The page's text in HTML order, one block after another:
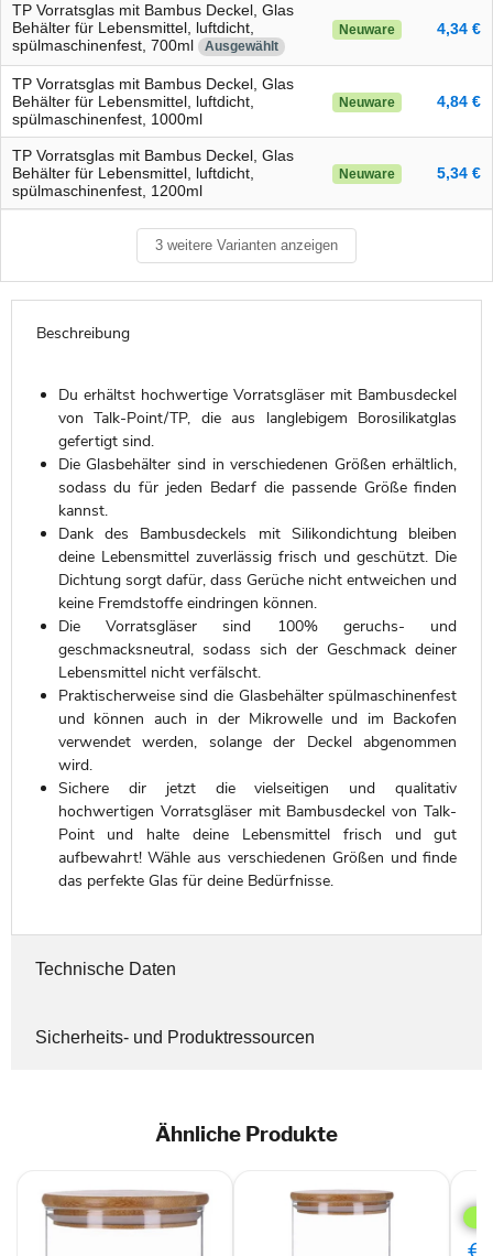
TP Vorratsglas mit Bambus Deckel, Glas
Behälter für Lebensmittel, luftdicht,
spülmaschinenfest, 700ml
Ausgewählt
Neuware 4,34 €
TP Vorratsglas mit Bambus Deckel, Glas
Behälter für Lebensmittel, luftdicht,
spülmaschinenfest, 1000ml
Neuware 4,84 €
TP Vorratsglas mit Bambus Deckel, Glas
Behälter für Lebensmittel, luftdicht,
spülmaschinenfest, 1200ml
Neuware 5,34 €
3 weitere Varianten anzeigen
Beschreibung
Du erhältst hochwertige Vorratsgläser mit Bambusdeckel
von Talk-Point/TP, die aus langlebigem Borosilikatglas
gefertigt sind.
Die Glasbehälter sind in verschiedenen Größen erhältlich,
sodass du für jeden Bedarf die passende Größe finden
kannst.
Dank des Bambusdeckels mit Silikondichtung bleiben
deine Lebensmittel zuverlässig frisch und geschützt. Die
Dichtung sorgt dafür, dass Gerüche nicht entweichen und
keine Fremdstoffe eindringen können.
Die Vorratsgläser sind 100% geruchs- und
geschmacksneutral, sodass sich der Geschmack deiner
Lebensmittel nicht verfälscht.
Praktischerweise sind die Glasbehälter spülmaschinenfest
und können auch in der Mikrowelle und im Backofen
verwendet werden, solange der Deckel abgenommen
wird.
Sichere dir jetzt die vielseitigen und qualitativ
hochwertigen Vorratsgläser mit Bambusdeckel von Talk-
Point und halte deine Lebensmittel frisch und gut
aufbewahrt! Wähle aus verschiedenen Größen und finde
das perfekte Glas für deine Bedürfnisse.
Technische Daten
Sicherheits- und Produktressourcen
Ähnliche Produkte
mit